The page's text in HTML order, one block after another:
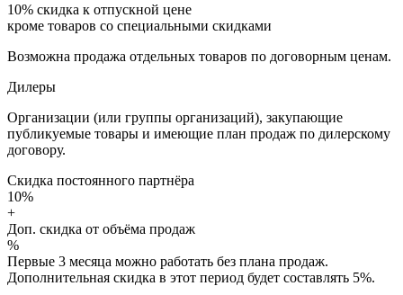
10% скидка к отпускной цене
кроме товаров со специальными скидками
Возможна продажа отдельных товаров по договорным ценам.
Дилеры
Организации (или группы организаций), закупающие
публикуемые товары и имеющие план продаж по дилерскому
договору.
Скидка постоянного партнёра
10%
+
Доп. скидка от объёма продаж
%
Первые 3 месяца можно работать без плана продаж.
Дополнительная скидка в этот период будет составлять 5%.